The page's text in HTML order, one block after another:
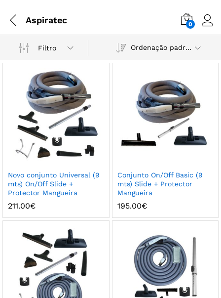
Aspiratec 0
Filtro Ordenação padrão
Novo conjunto Universal (9
mts) On/Off Slide +
Protector Mangueira
211.00€
Conjunto On/Off Basic (9
mts) Slide + Protector
Mangueira
195.00€